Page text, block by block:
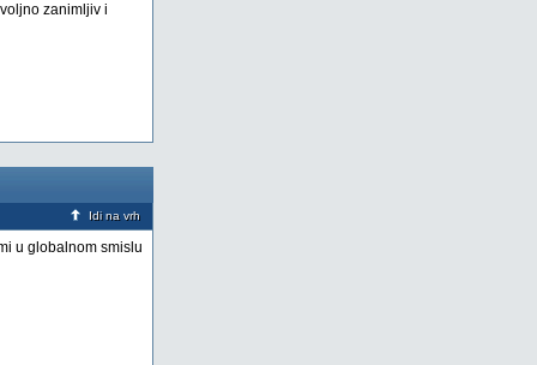
zanimljiv i
Idi na vrh
u globalnom smislu